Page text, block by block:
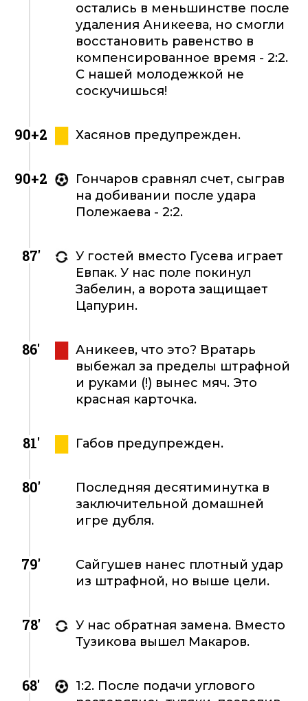
остались в меньшинстве после
удаления Аникеева, но смогли
восстановить равенство в
компенсированное время - 2:2.
С нашей молодежкой не
соскучишься!
90+2 Хасянов предупрежден.
90+2
Гончаров сравнял счет, сыграв
на добивании после удара
Полежаева - 2:2.
87'
У гостей вместо Гусева играет
Евпак. У нас поле покинул
Забелин, а ворота защищает
Цапурин.
86'
Аникеев, что это? Вратарь
выбежал за пределы штрафной
и руками (!) вынес мяч. Это
красная карточка.
81' Габов предупрежден.
80'
Последняя десятиминутка в
заключительной домашней
игре дубля.
79'
Сайгушев нанес плотный удар
из штрафной, но выше цели.
78'
У нас обратная замена. Вместо
Тузикова вышел Макаров.
68'
1:2. После подачи углового